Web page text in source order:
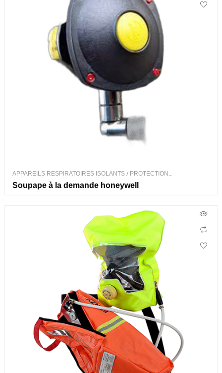
APPAREILS RESPIRATOIRES ISOLANTS/ PROTECTION
RESPIRATOIRE
Soupape à la demande honeywell